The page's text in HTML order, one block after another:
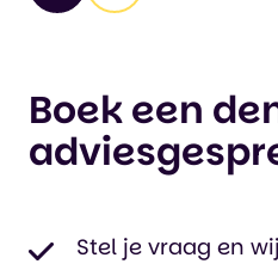
Boek een
Stel je vraag en